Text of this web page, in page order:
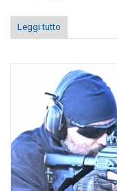
Leggi tutto